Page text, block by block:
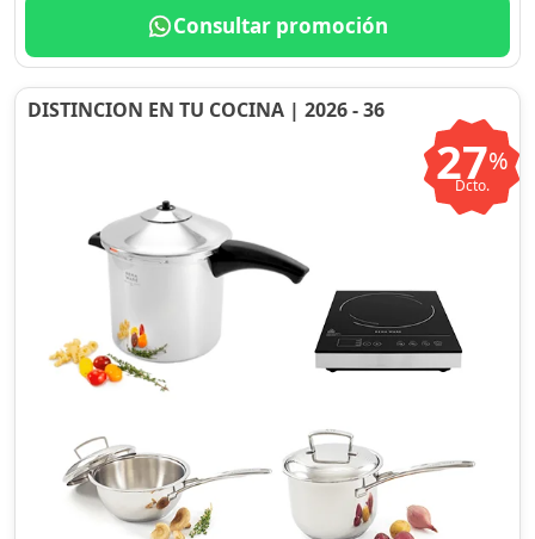
Consultar promoción
DISTINCION EN TU COCINA | 2026 - 36
27%
Dcto.